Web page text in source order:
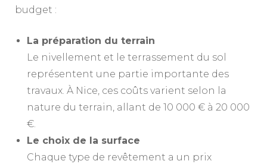
budget :
La préparation du terrain
Le nivellement et le terrassement du sol
représentent une partie importante des
travaux. À Nice, ces coûts varient selon la
nature du terrain, allant de 10 000 € à 20 000
€.
Le choix de la surface
Chaque type de revêtement a un prix